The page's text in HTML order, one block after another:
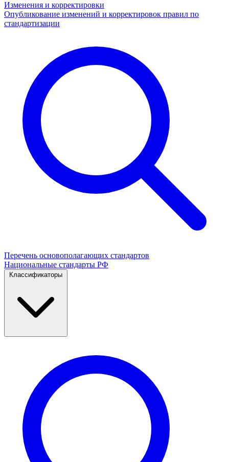
Изменения и корректировки
Опубликование изменений и корректировок правил по
стандартизации
Перечень основополагающих стандартов
Национальные стандарты РФ
Классификаторы